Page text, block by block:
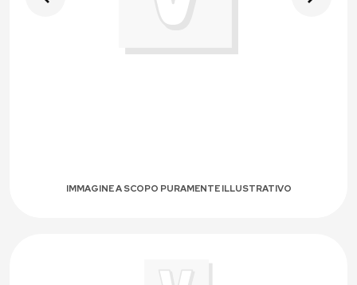
IMMAGINE A SCOPO PURAMENTE ILLUSTRATIVO